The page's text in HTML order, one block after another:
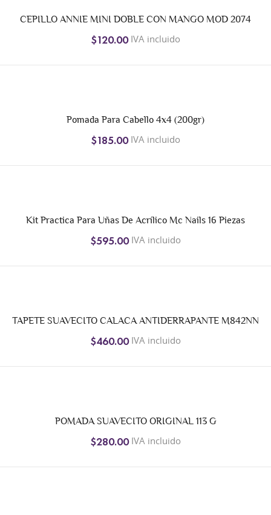
CEPILLO ANNIE MINI DOBLE CON MANGO MOD 2074
$120.00IVA incluido
Pomada Para Cabello 4x4 (200gr)
$185.00IVA incluido
Kit Practica Para Uñas De Acrílico Mc Nails 16 Piezas
$595.00IVA incluido
TAPETE SUAVECITO CALACA ANTIDERRAPANTE M842NN
$460.00IVA incluido
POMADA SUAVECITO ORIGINAL 113 G
$280.00IVA incluido